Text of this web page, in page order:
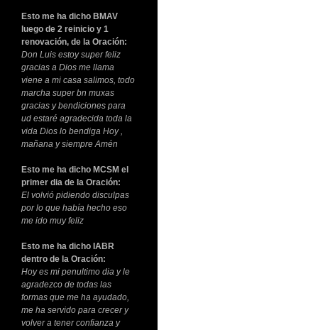
Esto me ha dicho BMAV
luego de 2 reinicio y 1
renovación, de la Oración:
Don Luis estoy super feliz
gracias a Dios me llama
viene a mi casa salimos, todo
marcha super bn muxas
gracias y bendiciones para
ud estaré agradecida toda la
vida Dios lo bendiga Hoy ,
mañana y siempre Amén
Esto me ha dicho MCSM el
primer dia de la Oración:
El volvió pidiendo disculpas
por lo que había hecho eso
me ido muy feliz
Esto me ha dicho IABR
dentro de la Oración:
Hoy es mi penultimo dia y le
agradezco de todas las
formas que me ha ayudado,
me ha servido para crecer y
volver a tener confianza y